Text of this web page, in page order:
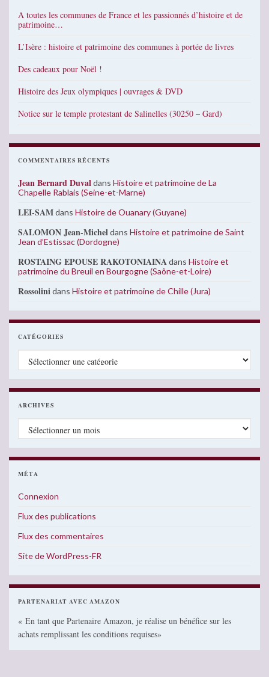
A toutes les communes de France et les passionnés d’histoire et de
patrimoine…
L’Isère : histoire et patrimoine des communes à portée de livres
Des cadeaux pour Noël !
Histoire des Jeux olympiques | ouvrages & DVD
Notice sur le temple protestant de Salinelles (30250 – Gard)
COMMENTAIRES RÉCENTS
Jean Bernard Duvaldans Histoire et patrimoine de La
Chapelle Rablais (Seine-et-Marne)
LEI-SAMdans Histoire de Ouanary (Guyane)
SALOMON Jean-Micheldans Histoire et patrimoine de Saint
Jean d’Estissac (Dordogne)
ROSTAING EPOUSE RAKOTONIAINAdans Histoire et
patrimoine du Breuil en Bourgogne (Saône-et-Loire)
Rossolinidans Histoire et patrimoine de Chille (Jura)
CATÉGORIES
Catégories
ARCHIVES
Archives
MÉTA
Connexion
Flux des publications
Flux des commentaires
Site de WordPress-FR
PARTENARIAT AVEC AMAZON
« En tant que Partenaire Amazon, je réalise un bénéfice sur les
achats remplissant les conditions requises»